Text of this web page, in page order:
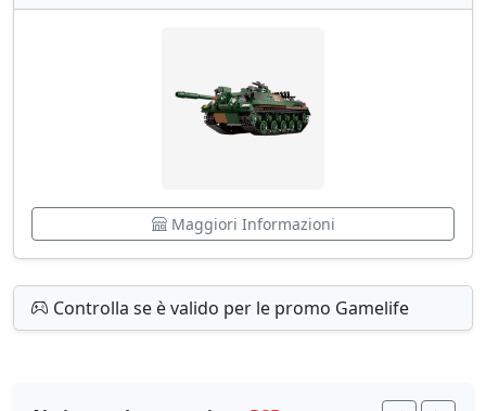
Maggiori Informazioni
Controlla se è valido per le promo Gamelife